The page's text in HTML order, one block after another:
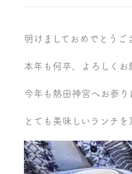
明けましておめでとうご
本年も何卒、よろしくお
今年も熱田神宮へお参り
とても美味しいランチを